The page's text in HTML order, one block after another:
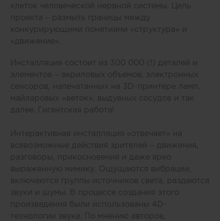
клеток человеческой нервной системы. Цель
проекта – размыть границы между
конкурирующими понятиями «структура» и
«движение».
Инсталляция состоит из 300 000 (!) деталей и
элементов – акриловых объемов, электронных
сенсоров, напечатанных на 3D-принтере ламп,
майларовых «веток», выдувных сосудов и так
далее. Гигантская работа!
Интерактивная инсталляция «отвечает» на
всевозможные действия зрителей – движения,
разговоры, прикосновения и даже ярко
выраженную мимику. Ощущаются вибрации,
включаются группы источников света, раздаются
звуки и шумы. В процессе создания этого
произведения были использованы 4D-
технологии звука. По мнению авторов,